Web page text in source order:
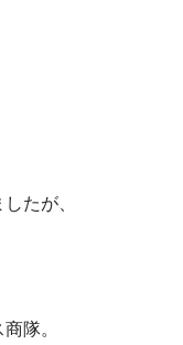
たが、
隊。